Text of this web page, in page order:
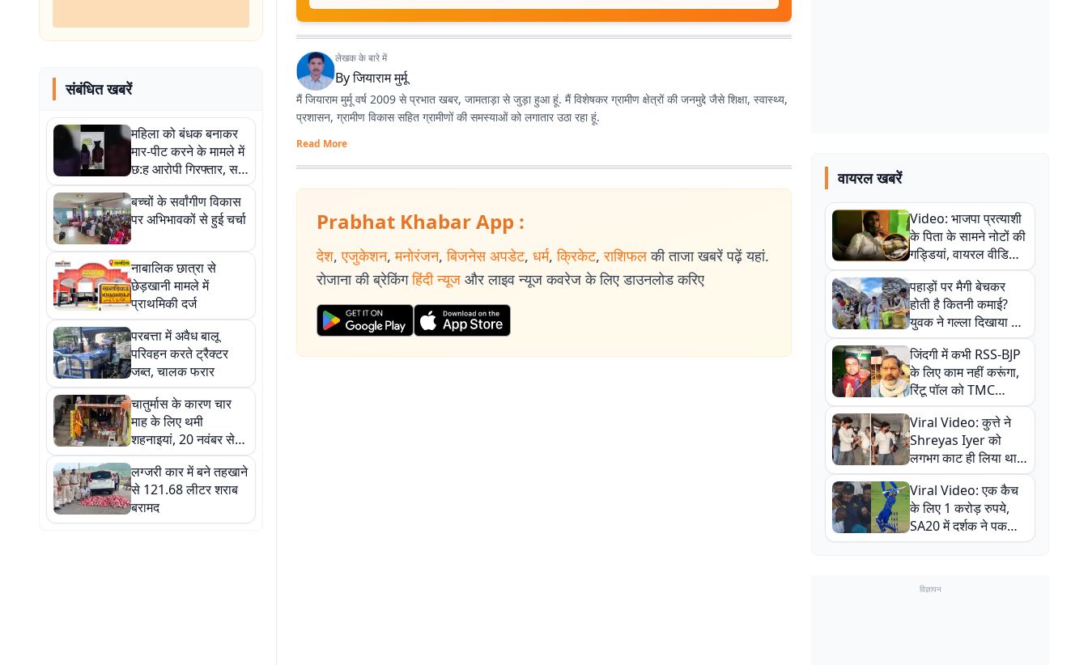
संबंधित खबरें
महिला को बंधक बनाकर
मार-पीट करने के मामले में
छ:ह आरोपी गिरफ्तार, सभी
भेजे गए जेल
बच्चों के सर्वांगीण विकास
पर अभिभावकों से हुई चर्चा
नाबालिक छात्रा से
छेड़खानी मामले में
प्राथमिकी दर्ज
परबत्ता में अवैध बालू
परिवहन करते ट्रैक्टर
जब्त, चालक फरार
चातुर्मास के कारण चार
माह के लिए थमी
शहनाइयां, 20 नवंबर से
फिर गूंजेंगे विवाह के मंगल
गीत
लग्जरी कार में बने तहखाने
से 121.68 लीटर शराब
बरामद
लेखक के बारे में
Byजियाराम मुर्मू
मैं जियाराम मुर्मू वर्ष 2009 से प्रभात खबर, जामताड़ा से जुड़ा हुआ हूं. मैं विशेषकर ग्रामीण क्षेत्रों की जनमुद्दे जैसे शिक्षा, स्वास्थ्य,
प्रशासन, ग्रामीण विकास सहित ग्रामीणों की समस्याओं को लगातार उठा रहा हूं.
Read More
Prabhat Khabar App :
देश, एजुकेशन, मनोरंजन, बिजनेस अपडेट, धर्म, क्रिकेट, राशिफल की ताजा खबरें पढ़ें यहां.
रोजाना की ब्रेकिंग हिंदी न्यूज और लाइव न्यूज कवरेज के लिए डाउनलोड करिए
वायरल खबरें
Video: भाजपा प्रत्याशी
के पिता के सामने नोटों की
गड्डियां, वायरल वीडियो
से राजनीति में उबाल,
अजित महतो बोले- TMC
की गंदी चाल
पहाड़ों पर मैगी बेचकर
होती है कितनी कमाई?
युवक ने गल्ला दिखाया तो
नौकरी वालों के खड़े हो गए
कान
जिंदगी में कभी RSS-BJP
के लिए काम नहीं करूंगा,
रिंटू पॉल को TMC
ऑफिस में ले जाकर पीटा,
Video वायरल
Viral Video: कुत्ते ने
Shreyas Iyer को
लगभग काट ही लिया था,
न्यूजीलैंड सीरीज से पहले
बाल-बाल बचे
Viral Video: एक कैच
के लिए 1 करोड़ रुपये,
SA20 में दर्शक ने पकड़ा
एक हाथ से गजब का कैच
विज्ञापन